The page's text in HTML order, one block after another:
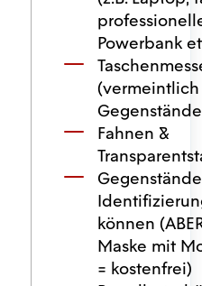
Powerbank
Fahnen &
können
Maske mit
= kostenfrei)